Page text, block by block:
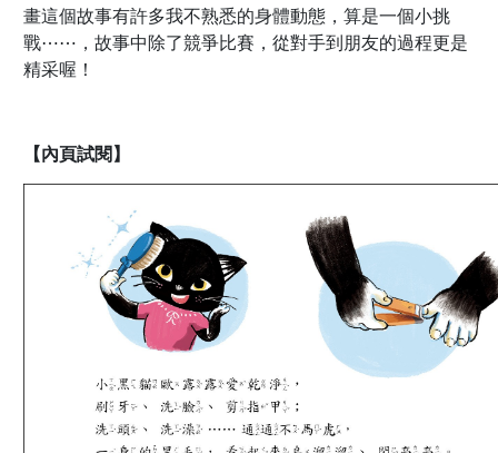
畫這個故事有許多我不熟悉的身體動態，算是一個小挑
戰⋯⋯，故事中除了競爭比賽，從對手到朋友的過程更是
精采喔！
【內頁試閱】